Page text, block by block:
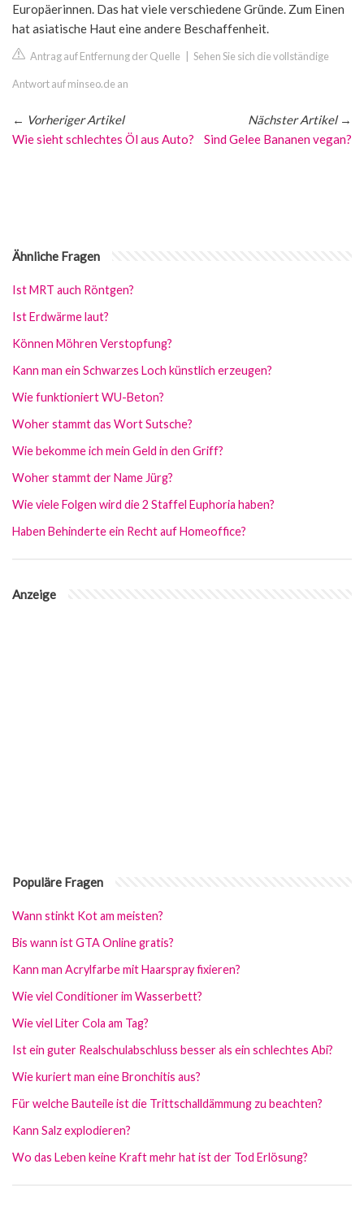
Europäerinnen. Das hat viele verschiedene Gründe. Zum Einen
hat asiatische Haut eine andere Beschaffenheit.
Antrag auf Entfernung der Quelle Sehen Sie sich die vollständige
Antwort auf minseo.de an
← Vorheriger Artikel
Wie sieht schlechtes Öl aus Auto?
Nächster Artikel→
Sind Gelee Bananen vegan?
Ähnliche Fragen
Ist MRT auch Röntgen?
Ist Erdwärme laut?
Können Möhren Verstopfung?
Kann man ein Schwarzes Loch künstlich erzeugen?
Wie funktioniert WU-Beton?
Woher stammt das Wort Sutsche?
Wie bekomme ich mein Geld in den Griff?
Woher stammt der Name Jürg?
Wie viele Folgen wird die 2 Staffel Euphoria haben?
Haben Behinderte ein Recht auf Homeoffice?
Anzeige
Populäre Fragen
Wann stinkt Kot am meisten?
Bis wann ist GTA Online gratis?
Kann man Acrylfarbe mit Haarspray fixieren?
Wie viel Conditioner im Wasserbett?
Wie viel Liter Cola am Tag?
Ist ein guter Realschulabschluss besser als ein schlechtes Abi?
Wie kuriert man eine Bronchitis aus?
Für welche Bauteile ist die Trittschalldämmung zu beachten?
Kann Salz explodieren?
Wo das Leben keine Kraft mehr hat ist der Tod Erlösung?